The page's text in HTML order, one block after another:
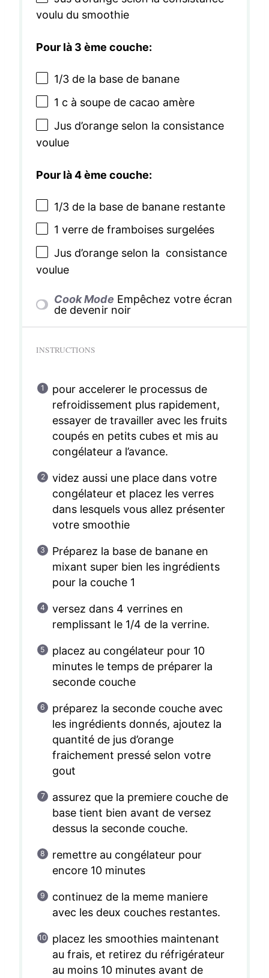
voulu du smoothie
Pour là 3 ème couche:
1/3de la base de banane
1 c à soupe de cacao amère
Jus d’orange selon la consistance
voulue
Pour là 4 ème couche:
1/3de la base de banane restante
1 verre de framboises surgelées
Jus d’orange selon la consistance
voulue
Cook Mode Empêchez votre écran
de devenir noir
INSTRUCTIONS
pour accelerer le processus de
refroidissement plus rapidement,
essayer de travailler avec les fruits
coupés en petits cubes et mis au
congélateur a l’avance.
videz aussi une place dans votre
congélateur et placez les verres
dans lesquels vous allez présenter
votre smoothie
Préparez la base de banane en
mixant super bien les ingrédients
pour la couche 1
versez dans 4 verrines en
remplissant le 1/4 de la verrine.
placez au congélateur pour 10
minutes le temps de préparer la
seconde couche
préparez la seconde couche avec
les ingrédients donnés, ajoutez la
quantité de jus d’orange
fraichement pressé selon votre
gout
assurez que la premiere couche de
base tient bien avant de versez
dessus la seconde couche.
remettre au congélateur pour
encore 10 minutes
continuez de la meme maniere
avec les deux couches restantes.
placez les smoothies maintenant
au frais, et retirez du réfrigérateur
au moins 10 minutes avant de